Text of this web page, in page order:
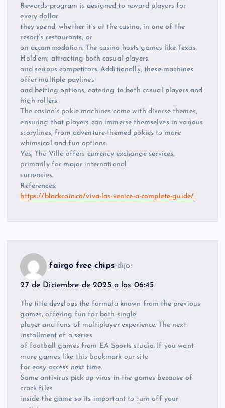
Rewards program is designed to reward players for
every dollar
they spend, whether it’s at the casino, in one of the
resort’s restaurants, or
on accommodation. The casino hosts games like Texas
Hold’em, attracting both casual players
and serious competitors. Additionally, these machines
offer multiple paylines
and betting options, catering to both casual players and
high rollers.
The casino’s pokie machines come with diverse themes,
ensuring that players can immerse themselves in various
storylines, from adventure-themed pokies to more
whimsical and fun options.
Yes, The Ville offers currency exchange services,
primarily for major international
currencies.
References:
https://blackcoin.co/viva-las-venice-a-complete-guide/
fairgo free chips dijo:
27 de Diciembre de 2025 a las 06:45
The title develops the formula known from the previous
games, offering fun for both single
player and fans of multiplayer experience. The next
installment of a series
of football games from EA Sports studio. If you want
more games like this bookmark our site
for easy access next time.
Some antivirus pick up virus in the games because of
crack files
inside the game so its important to turn off your